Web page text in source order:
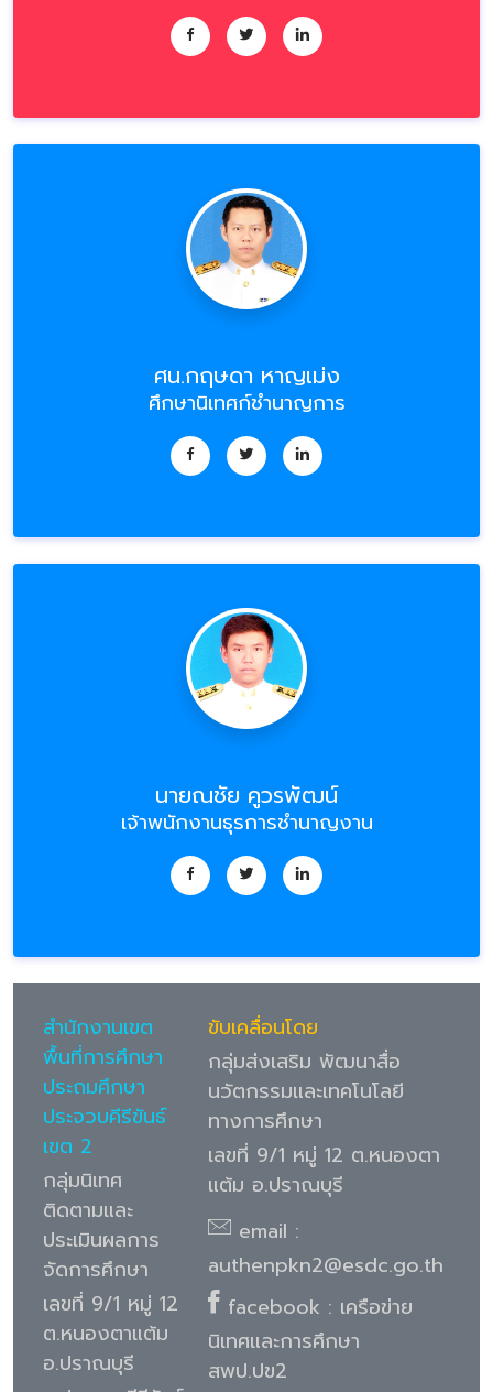
ศน.กฤษดา หาญเม่ง
ศึกษานิเทศก์ชำนาญการ
นายณชัย คูวรพัฒน์
เจ้าพนักงานธุรการชำนาญงาน
สำนักงานเขต
พื้นที่การศึกษา
ประถมศึกษา
ประจวบคีรีขันธ์
เขต 2
กลุ่มนิเทศ
ติดตามและ
ประเมินผลการ
จัดการศึกษา
เลขที่ 9/1 หมู่ 12
ต.หนองตาแต้ม
อ.ปราณบุรี
ขับเคลื่อนโดย
กลุ่มส่งเสริม พัฒนาสื่อ
นวัตกรรมและเทคโนโลยี
ทางการศึกษา
เลขที่ 9/1 หมู่ 12 ต.หนองตา
แต้ม อ.ปราณบุรี
email :
authenpkn2@esdc.go.th
facebook : เครือข่าย
นิเทศและการศึกษา
สพป.ปข2